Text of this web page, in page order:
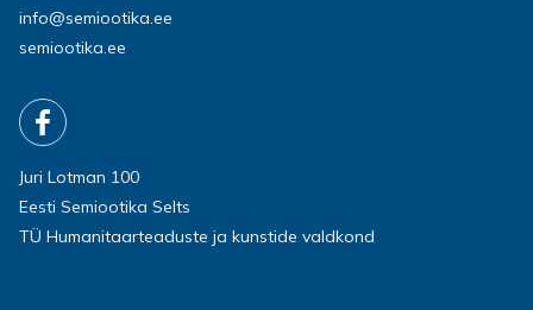
info@semiootika.ee
semiootika.ee
Juri Lotman 100
Eesti Semiootika Selts
TÜ Humanitaarteaduste ja kunstide valdkond